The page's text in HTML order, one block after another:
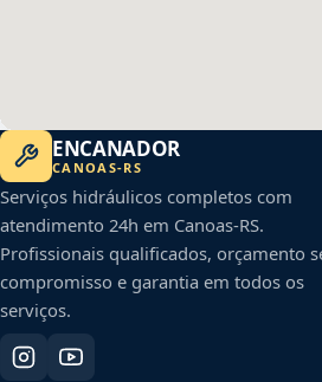
ENCANADOR
CANOAS-RS
Serviços hidráulicos completos com
atendimento 24h em Canoas-RS.
Profissionais qualificados, orçamento
compromisso e garantia em todos os
serviços.